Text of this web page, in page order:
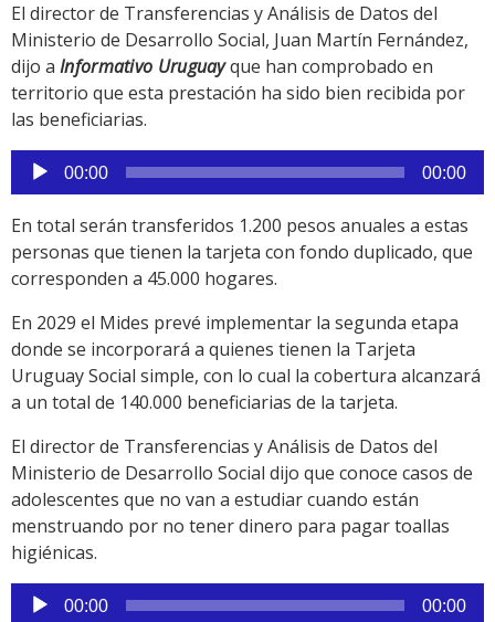
El director de Transferencias y Análisis de Datos del
Ministerio de Desarrollo Social, Juan Martín Fernández,
dijo a Informativo Uruguayque han comprobado en
territorio que esta prestación ha sido bien recibida por
las beneficiarias.
Reproductor
de
audio
00:00 00:00
En total serán transferidos 1.200 pesos anuales a estas
personas que tienen la tarjeta con fondo duplicado, que
corresponden a 45.000 hogares.
En 2029 el Mides prevé implementar la segunda etapa
donde se incorporará a quienes tienen la Tarjeta
Uruguay Social simple, con lo cual la cobertura alcanzará
a un total de 140.000 beneficiarias de la tarjeta.
El director de Transferencias y Análisis de Datos del
Ministerio de Desarrollo Social dijo que conoce casos de
adolescentes que no van a estudiar cuando están
menstruando por no tener dinero para pagar toallas
higiénicas.
Reproductor
00:00 00:00